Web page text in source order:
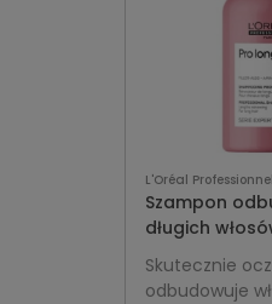
L'Oréal Professionnel
Szampon
długich
pompką -
Professionnel
Skutecznie
odbudowuje